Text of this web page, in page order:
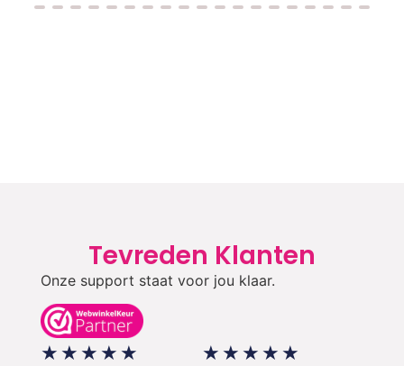
Tevreden Klanten
Onze support staat voor jou klaar.
★ ★ ★ ★ ★ ★ ★ ★ ★ ★